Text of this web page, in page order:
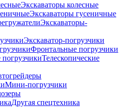
Экскаваторы колесные
Экскаваторы гусеничные
Экскаваторы-
Экскаватор-погрузчики
Фронтальные погрузчики
Телескопические
Мини-погрузчики
Другая спецтехника